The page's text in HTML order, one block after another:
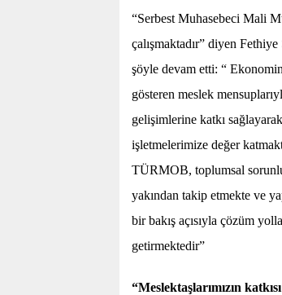
“Serbest Muhasebeci Mali
çalışmaktadır” diyen
şöyle devam etti: “
gösteren meslek
gelişimlerine katkı
işletmelerimize değer
TÜRMOB, toplumsal
yakından takip etmekte ve
bir bakış açısıyla çözüm
getirmektedir”
“Meslektaşlarımızın